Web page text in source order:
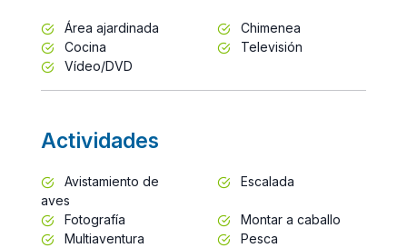
Área ajardinada
Chimenea
Cocina
Televisión
Vídeo/DVD
Actividades
Avistamiento de
aves
Escalada
Fotografía
Montar a caballo
Multiaventura
Pesca